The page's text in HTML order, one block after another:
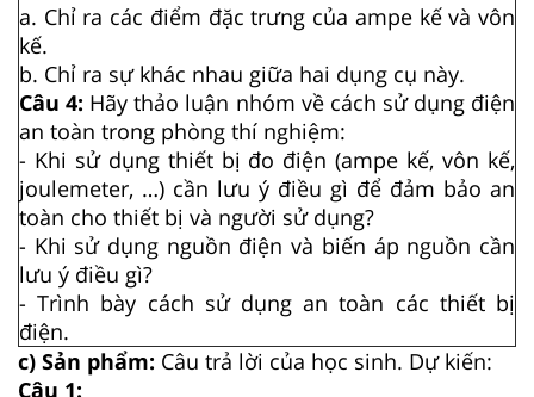
a. Chỉ ra các điểm đặc trưng của ampe kế và vôn
kế.
b. Chỉ ra sự khác nhau giữa hai dụng cụ này.
Câu 4: Hãy thảo luận nhóm về cách sử dụng điện
an toàn trong phòng thí nghiệm:
- Khi sử dụng thiết bị đo điện (ampe kế, vôn kế,
joulemeter, …) cần lưu ý điều gì để đảm bảo an
toàn cho thiết bị và người sử dụng?
- Khi sử dụng nguồn điện và biến áp nguồn cần
lưu ý điều gì?
- Trình bày cách sử dụng an toàn các thiết bị
điện.
c) Sản phẩm: Câu trả lời của học sinh. Dự kiến:
Câu 1: